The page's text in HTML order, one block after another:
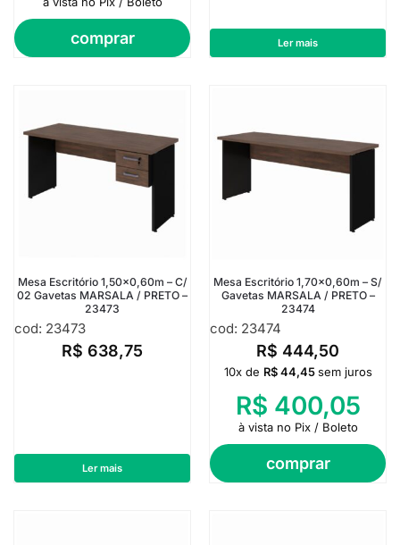
comprar Ler mais
Mesa Escritório 1,50×0,60m – C/
02 Gavetas MARSALA / PRETO –
23473
cod: 23473
R$ 638,75
Ler mais
Mesa Escritório 1,70×0,60m – S/
Gavetas MARSALA / PRETO –
23474
cod: 23474
R$ 444,50
comprar
10x de R$44,45 sem juros
R$ 400,05
à vista no Pix / Boleto